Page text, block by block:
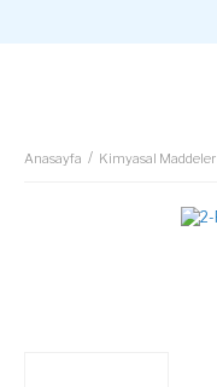
Anasayfa Kimyasal Maddeler